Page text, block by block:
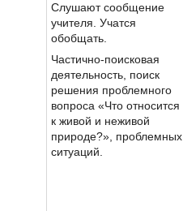
Слушают сообщение
учителя. Учатся
обобщать.
Частично-поисковая
деятельность, поиск
решения проблемного
вопроса «Что относится
к живой и неживой
природе?», проблемных
ситуаций.